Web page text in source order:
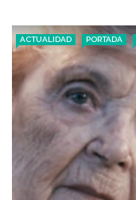
ACTUALIDAD PORTADA